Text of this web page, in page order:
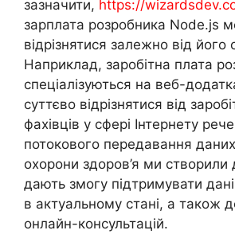
зазначити, https://
зарплата розробника Node.js
відрізнятися залежно від його
Наприклад, заробітна плата
спеціалізуються на веб-
суттєво відрізнятися від
фахівців у сфері Інтернету
потокового передавання
охорони здоров’я ми створили
дають змогу підтримувати дані
в актуальному стані, а також
онлайн-консультацій.